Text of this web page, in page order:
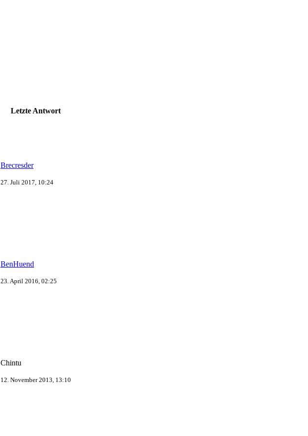
Letzte Antwort
Brecresder
27. Juli 2017, 10:24
BenHuend
23. April 2016, 02:25
Chintu
12. November 2013, 13:10